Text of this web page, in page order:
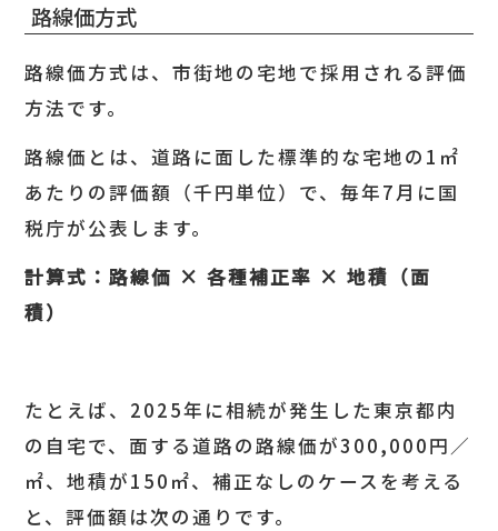
路線価方式
路線価方式は、市街地の宅地で採用される評価
方法です。
路線価とは、道路に面した標準的な宅地の1㎡
あたりの評価額（千円単位）で、毎年7月に国
税庁が公表します。
計算式：路線価 ×各種補正率 ×地積（面
積）
たとえば、2025年に相続が発生した東京都内
の自宅で、面する道路の路線価が300,000円／
㎡、地積が150㎡、補正なしのケースを考える
と、評価額は次の通りです。